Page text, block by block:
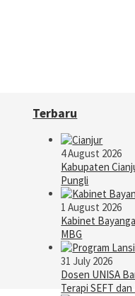
Terbaru
4 August 2026
Kabupaten
Pungli
1 August 2026
Kabinet
MBG
31 July 2026
Dosen UNISA
Terapi SEFT